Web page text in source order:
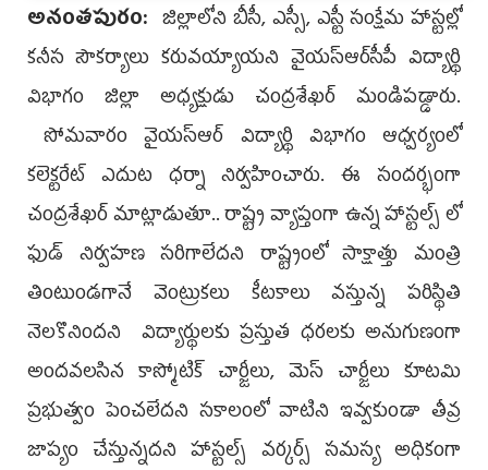
అనంతపురం:జిల్లాలోని బీసీ, ఎస్సీ, ఎస్టీ సంక్షేమ హాస్టల్లో
క‌నీస సౌక‌ర్యాలు క‌రువ‌య్యాయ‌ని వైయ‌స్ఆర్‌సీపీ విద్యార్థి
విభాగం జిల్లా అధ్య‌క్షుడు చంద్ర‌శేఖ‌ర్ మండిప‌డ్డారు.
సోమ‌వారం వైయ‌స్ఆర్ విద్యార్థి విభాగం ఆధ్వ‌ర్యంలో
క‌లెక్ట‌రేట్ ఎదుట ధ‌ర్నా నిర్వ‌హించారు. ఈ సంద‌ర్భంగా
చంద్ర‌శేఖ‌ర్ మాట్లాడుతూ.. రాష్ట్ర‌ వ్యాప్తంగా ఉన్న హాస్టల్స్ లో
ఫుడ్ నిర్వహణ సరిగాలేదని రాష్ట్రంలో సాక్షాత్తు మంత్రి
తింటుండగానే వెంట్రుకలు కీటకాలు వస్తున్న పరిస్థితి
నెలకొనిందని విద్యార్థులకు ప్రస్తుత ధరలకు అనుగుణంగా
అందవలసిన కాస్మోటిక్ చార్జీలు, మెస్ చార్జీలు కూటమి
ప్రభుత్వం పెంచలేదని సకాలంలో వాటిని ఇవ్వకుండా తీవ్ర
జాప్యం చేస్తున్నదని హాస్టల్స్ వర్కర్స్ సమస్య అధికంగా